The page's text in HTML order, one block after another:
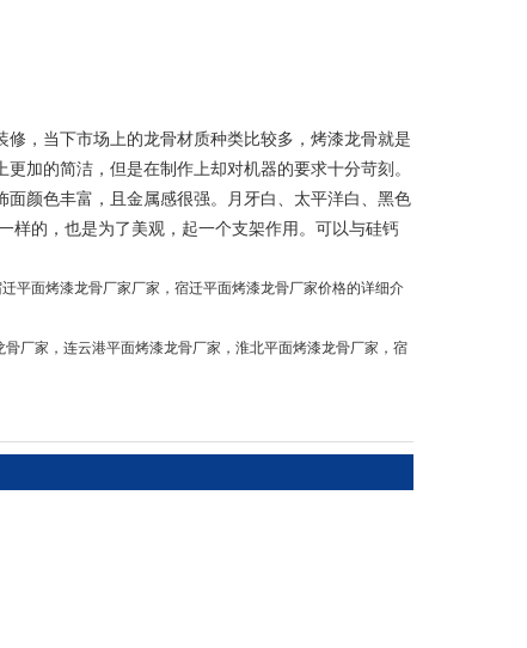
，当下市场上的龙骨材质种类比较多，烤漆龙骨就是
加的简洁，但是在制作上却对机器的要求十分苛刻。
颜色丰富，且金属感很强。月牙白、太平洋白、黑色
样的，也是为了美观，起一个支架作用。可以与硅钙
平面烤漆龙骨厂家厂家，宿迁平面烤漆龙骨厂家价格的详细介
骨厂家 ，连云港平面烤漆龙骨厂家 ，淮北平面烤漆龙骨厂家 ，宿